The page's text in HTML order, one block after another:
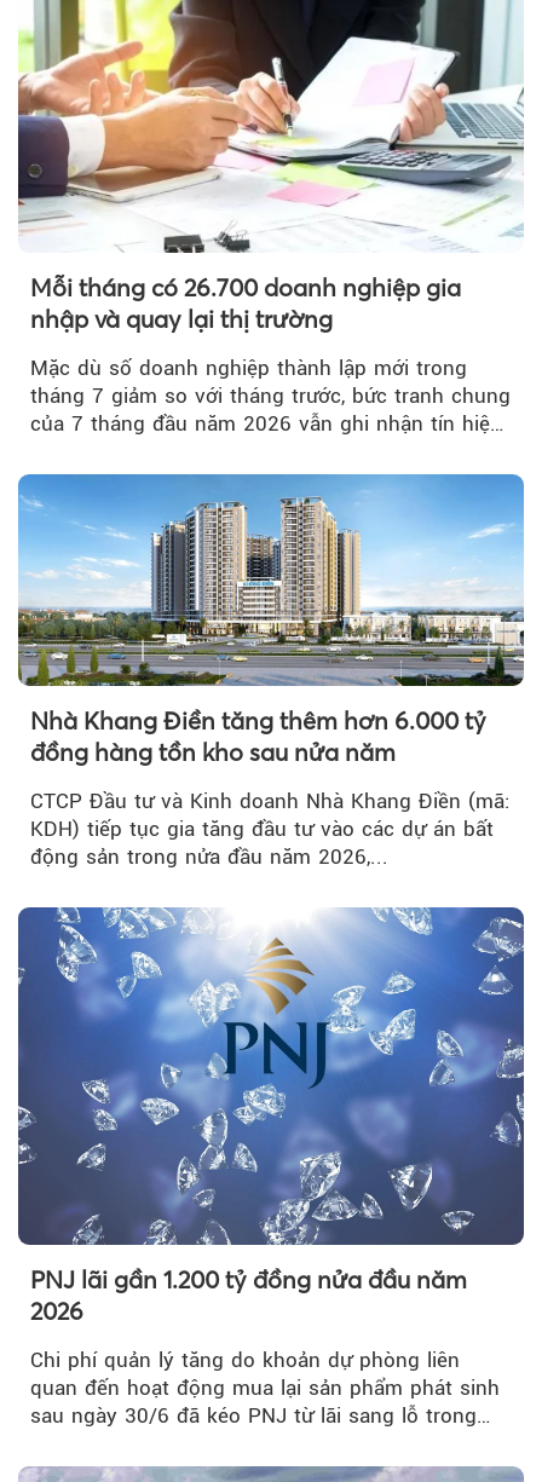
Mỗi tháng có 26.700 doanh nghiệp gia
nhập và quay lại thị trường
Mặc dù số doanh nghiệp thành lập mới trong
tháng 7 giảm so với tháng trước, bức tranh chung
của 7 tháng đầu năm 2026 vẫn ghi nhận tín hiệu
Nhà Khang Điền tăng thêm hơn 6.000 tỷ
đồng hàng tồn kho sau nửa năm
CTCP Đầu tư và Kinh doanh Nhà Khang Điền (mã:
KDH) tiếp tục gia tăng đầu tư vào các dự án bất
động sản trong nửa đầu năm 2026,...
PNJ lãi gần 1.200 tỷ đồng nửa đầu năm
2026
Chi phí quản lý tăng do khoản dự phòng liên
quan đến hoạt động mua lại sản phẩm phát sinh
sau ngày 30/6 đã kéo PNJ từ lãi sang lỗ trong